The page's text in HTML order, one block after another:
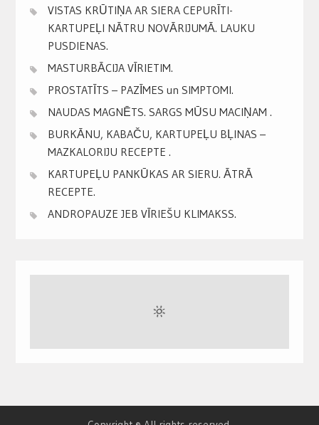
VISTAS KRŪTIŅA AR SIERA CEPURĪTI-
KARTUPEĻI NĀTRU NOVĀRIJUMĀ. LAUKU
PUSDIENAS.
MASTURBĀCIJA VĪRIETIM.
PROSTATĪTS – PAZĪMES un SIMPTOMI.
NAUDAS MAGNĒTS. SARGS MŪSU MACIŅAM .
BURKĀNU, KABAČU, KARTUPEĻU BĻINAS –
MAZKALORIJU RECEPTE .
KARTUPEĻU PANKŪKAS AR SIERU. ĀTRĀ
RECEPTE.
ANDROPAUZE JEB VĪRIEŠU KLIMAKSS.